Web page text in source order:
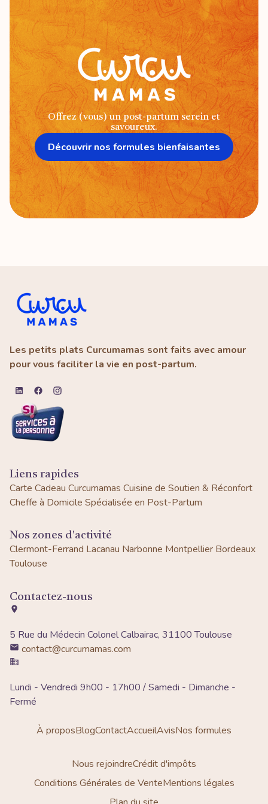
Offrez (vous) un post-partum serein et
savoureux.
Découvrir nos formules bienfaisantes
Les petits plats Curcumamas sont faits avec amour
pour vous faciliter la vie en post-partum.
Liens rapides
Carte Cadeau Curcumamas Cuisine de Soutien & Réconfort
Cheffe à Domicile Spécialisée en Post-Partum
Nos zones d'activité
Clermont-Ferrand Lacanau Narbonne Montpellier Bordeaux
Toulouse
Contactez-nous
5 Rue du Médecin Colonel Calbairac, 31100 Toulouse
contact@curcumamas.com
Lundi - Vendredi 9h00 - 17h00 / Samedi - Dimanche -
Fermé
À proposBlogContactAccueilAvisNos formules
Nous rejoindreCrédit d'impôts
Conditions Générales de VenteMentions légales